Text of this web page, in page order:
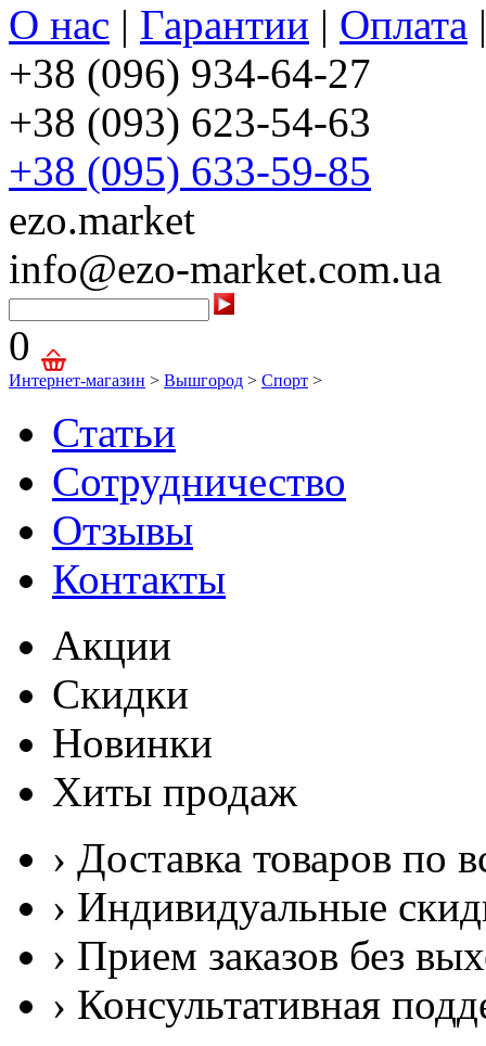
О нас | Гарантии | Оплата
+38 (096) 934-64-27
+38 (093) 623-54-63
+38 (095) 633-59-85
ezo.market
info@ezo-market.com.ua
0
Интернет-магазин > Вышгород > Спорт >
Статьи
Сотрудничество
Отзывы
Контакты
Акции
Скидки
Новинки
Хиты продаж
› Доставка товаров по
› Индивидуальные
› Прием заказов без
› Консультативная